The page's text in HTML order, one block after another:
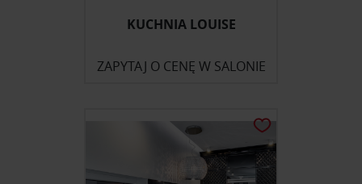
KUCHNIA LOUISE
ZAPYTAJ O CENĘ W SALONIE